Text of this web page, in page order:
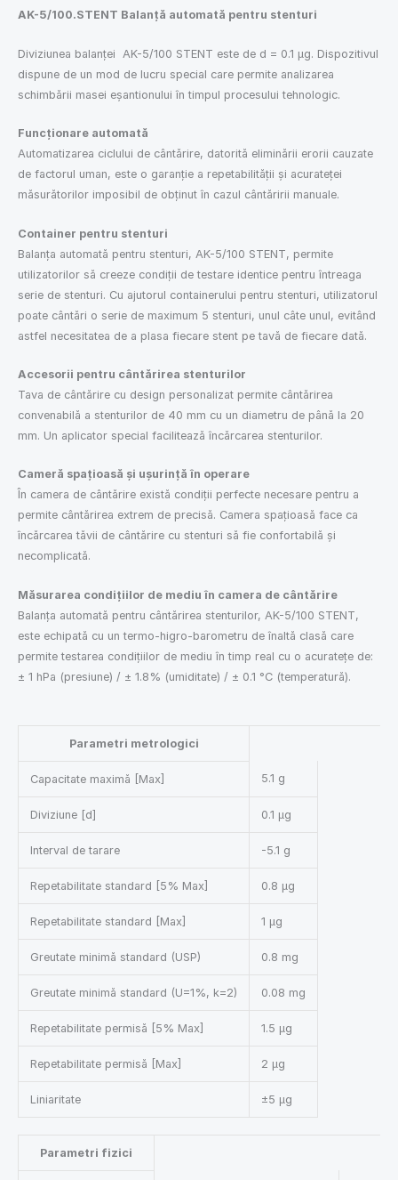
AK-5/100.STENT Balanță automată pentru stenturi
Diviziunea balanței AK-5/100 STENT este de d = 0.1 μg. Dispozitivul
dispune de un mod de lucru special care permite analizarea
schimbării masei eșantionului în timpul procesului tehnologic.
Funcționare automată
Automatizarea ciclului de cântărire, datorită eliminării erorii cauzate
de factorul uman, este o garanție a repetabilității și acurateței
măsurătorilor imposibil de obținut în cazul cântăririi manuale.
Container pentru stenturi
Balanța automată pentru stenturi, AK-5/100 STENT, permite
utilizatorilor să creeze condiții de testare identice pentru întreaga
serie de stenturi. Cu ajutorul containerului pentru stenturi, utilizatorul
poate cântări o serie de maximum 5 stenturi, unul câte unul, evitând
astfel necesitatea de a plasa fiecare stent pe tavă de fiecare dată.
Accesorii pentru cântărirea stenturilor
Tava de cântărire cu design personalizat permite cântărirea
convenabilă a stenturilor de 40 mm cu un diametru de până la 20
mm. Un aplicator special facilitează încărcarea stenturilor.
Cameră spațioasă și ușurință în operare
În camera de cântărire există condiții perfecte necesare pentru a
permite cântărirea extrem de precisă. Camera spațioasă face ca
încărcarea tăvii de cântărire cu stenturi să fie confortabilă și
necomplicată.
Măsurarea condițiilor de mediu în camera de cântărire
Balanța automată pentru cântărirea stenturilor, AK-5/100 STENT,
este echipată cu un termo-higro-barometru de înaltă clasă care
permite testarea condițiilor de mediu în timp real cu o acuratețe de:
± 1 hPa (presiune) / ± 1.8% (umiditate) / ± 0.1 °C (temperatură).
Parametri metrologici
Capacitate maximă [Max] 5.1 g
Diviziune [d] 0.1 µg
Interval de tarare -5.1 g
Repetabilitate standard [5% Max] 0.8 µg
Repetabilitate standard [Max] 1 µg
Greutate minimă standard (USP) 0.8 mg
Greutate minimă standard (U=1%, k=2) 0.08 mg
Repetabilitate permisă [5% Max] 1.5 µg
Repetabilitate permisă [Max] 2 µg
Liniaritate ±5 µg
Parametri fizici